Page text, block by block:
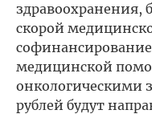
здравоохранения,
скорой
медицинской
онкологическими
рублей будут